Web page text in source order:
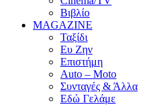
Βιβλίο
MAGAZINE
Ταξίδι
Ευ Ζην
Επιστήμη
Auto – Moto
Συνταγές & Άλλα
Εδώ Γελάμε